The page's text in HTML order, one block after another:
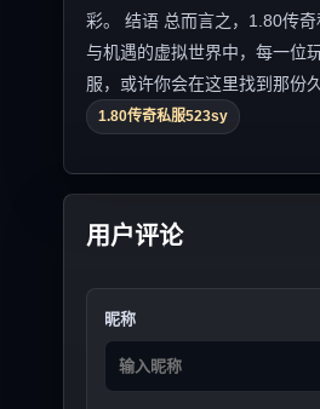
彩。 结语 总而言之，1.80传
与机遇的虚拟世界中，每一位
服，或许你会在这里找到那份
1.80传奇私服523sy
用户评论
昵称